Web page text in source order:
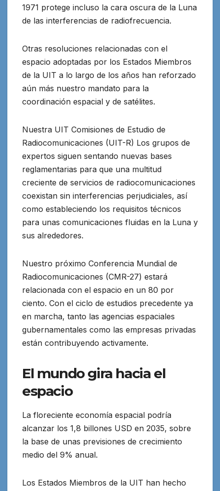
1971 protege incluso la cara oscura de la Luna
de las interferencias de radiofrecuencia.
Otras resoluciones relacionadas con el
espacio adoptadas por los Estados Miembros
de la UIT a lo largo de los años han reforzado
aún más nuestro mandato para la
coordinación espacial y de satélites.
Nuestra UIT Comisiones de Estudio de
Radiocomunicaciones (UIT-R) Los grupos de
expertos siguen sentando nuevas bases
reglamentarias para que una multitud
creciente de servicios de radiocomunicaciones
coexistan sin interferencias perjudiciales, así
como estableciendo los requisitos técnicos
para unas comunicaciones fluidas en la Luna y
sus alrededores.
Nuestro próximo Conferencia Mundial de
Radiocomunicaciones (CMR-27) estará
relacionada con el espacio en un 80 por
ciento. Con el ciclo de estudios precedente ya
en marcha, tanto las agencias espaciales
gubernamentales como las empresas privadas
están contribuyendo activamente.
El mundo gira hacia el
espacio
La floreciente economía espacial podría
alcanzar los 1,8 billones USD en 2035, sobre
la base de unas previsiones de crecimiento
medio del 9% anual.
Los Estados Miembros de la UIT han hecho